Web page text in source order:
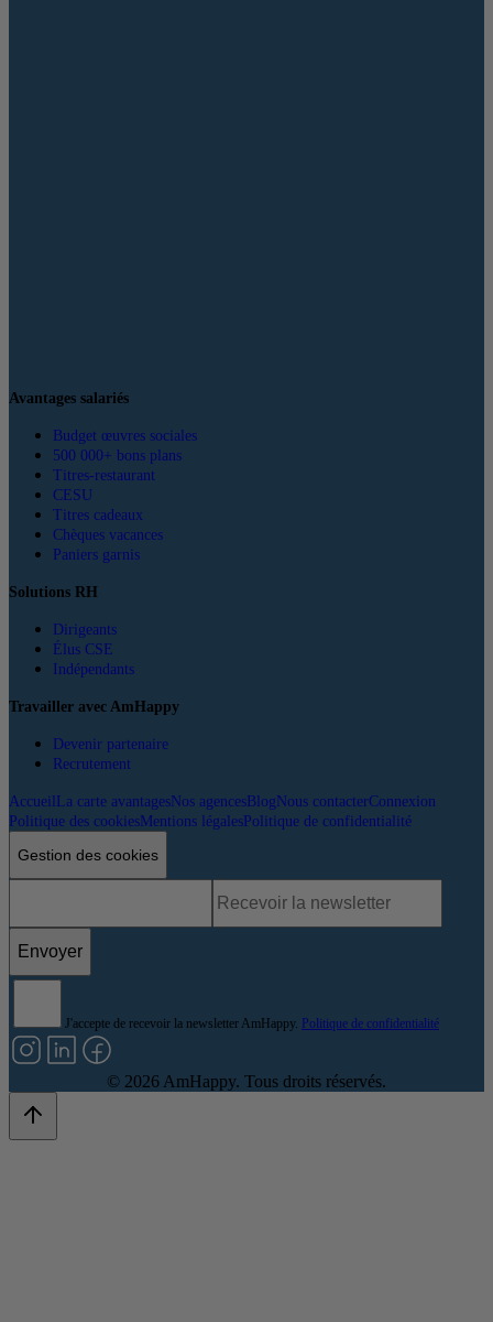
Avantages salariés
Budget œuvres sociales
500 000+ bons plans
Titres-restaurant
CESU
Titres cadeaux
Chèques vacances
Paniers garnis
Solutions RH
Dirigeants
Élus CSE
Indépendants
Travailler avec AmHappy
Devenir partenaire
Recrutement
Accueil La carte avantagesNos agencesBlogNous contacterConnexion
Politique des cookiesMentions légalesPolitique de confidentialité
Gestion des cookies
Envoyer
J'accepte de recevoir la newsletter AmHappy. Politique de confidentialité
© 2026 AmHappy. Tous droits réservés.